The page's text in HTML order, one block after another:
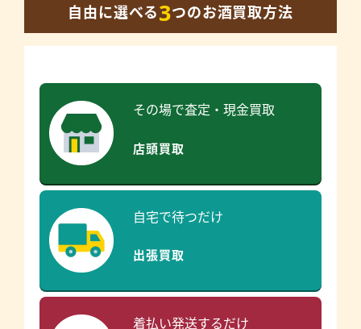
自由に選べる3つのお酒買取方法
その場で査定・現金買取
店頭買取
自宅で待つだけ
出張買取
着払い発送するだけ